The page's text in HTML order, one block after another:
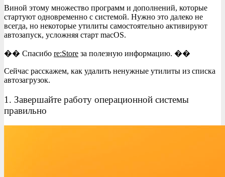
Виной этому множество программ и дополнений, которые
стартуют одновременно с системой. Нужно это далеко не
всегда, но некоторые утилиты самостоятельно активируют
автозапуск, усложняя старт macOS.
�� Спасибо re:Store за полезную информацию. ��
Сейчас расскажем, как удалить ненужные утилиты из списка
автозагрузок.
1. Завершайте работу операционной системы
правильно